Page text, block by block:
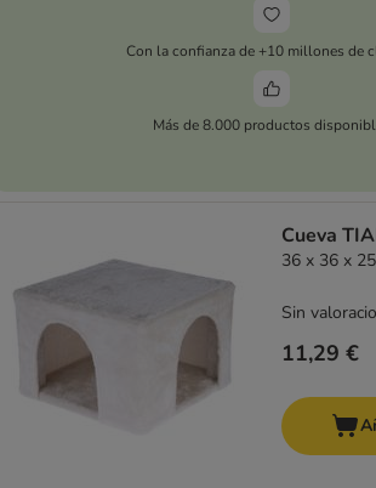
Con la confianza de +10 millones de
Más de 8.000 productos
Cueva
36 x 36 x
11,29 €
Sin